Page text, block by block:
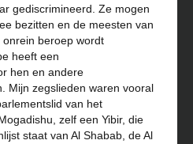
gediscrimineerd. Ze mogen
bezitten en de meesten van
beroep wordt
heeft een
hen en andere
Mijn zegslieden waren vooral
van het
zelf een Yibir, die
staat van Al Shabab, de Al